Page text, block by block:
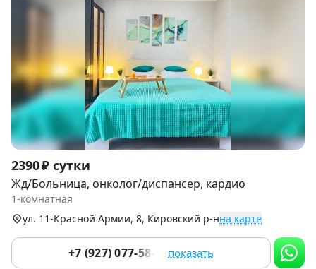
Item
1
of
2390 ₽ сутки
Жд/Больница, онколог/диспансер, кардио
1-комнатная
ул. 11-Красной Армии, 8, Кировский р-нна карте
+7 (927) 077-58-77 показать